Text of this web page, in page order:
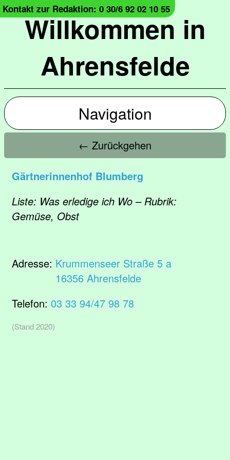
Willkommen in
Ahrensfelde
Kontakt zur Redaktion: 0 30/6 92 02 10 55
Navigation
← Zurückgehen
Gärtnerinnenhof Blumberg
Liste: Was erledige ich Wo – Rubrik:
Gemüse, Obst
Adresse: Krummenseer Straße 5 a
16356 Ahrensfelde
Telefon: 03 33 94/47 98 78
(Stand 2020)